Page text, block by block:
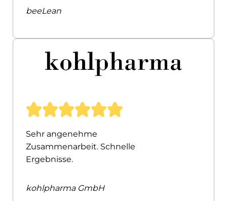
beeLean
Sehr angenehme
Zusammenarbeit. Schnelle
Ergebnisse.
kohlpharma GmbH